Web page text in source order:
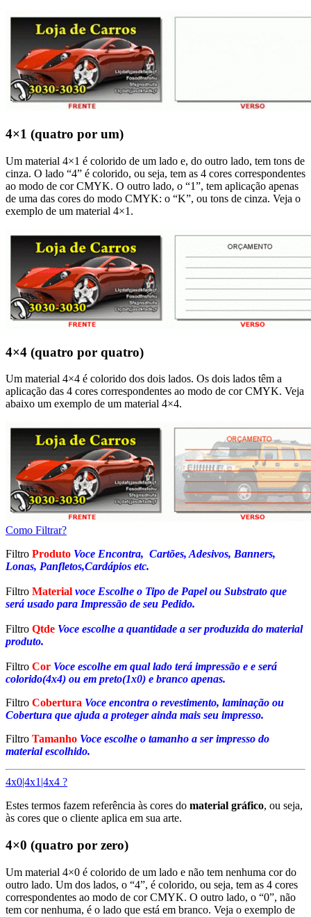
4×1 (quatro por um)
Um material 4×1 é colorido de um lado e, do outro lado, tem tons de
cinza. O lado “4” é colorido, ou seja, tem as 4 cores correspondentes
ao modo de cor CMYK. O outro lado, o “1”, tem aplicação apenas
de uma das cores do modo CMYK: o “K”, ou tons de cinza. Veja o
exemplo de um material 4×1.
4×4 (quatro por quatro)
Um material 4×4 é colorido dos dois lados. Os dois lados têm a
aplicação das 4 cores correspondentes ao modo de cor CMYK. Veja
abaixo um exemplo de um material 4×4.
Como Filtrar?
Filtro Produto Voce Encontra, Cartões, Adesivos, Banners,
Lonas, Panfletos,Cardápios etc.
Filtro Material voce Escolhe o Tipo de Papel ou Substrato que
será usado para Impressão de seu Pedido.
Filtro Qtde Voce escolhe a quantidade a ser produzida do material
produto.
Filtro Cor Voce escolhe em qual lado terá impressão e e será
colorido(4x4) ou em preto(1x0) e branco apenas.
Filtro Cobertura Voce encontra o revestimento, laminação ou
Cobertura que ajuda a proteger ainda mais seu impresso.
Filtro Tamanho Voce escolhe o tamanho a ser impresso do
material escolhido.
4x0|4x1|4x4 ?
Estes termos fazem referência às cores do material gráfico, ou seja,
às cores que o cliente aplica em sua arte.
4×0 (quatro por zero)
Um material 4×0 é colorido de um lado e não tem nenhuma cor do
outro lado. Um dos lados, o “4”, é colorido, ou seja, tem as 4 cores
correspondentes ao modo de cor CMYK. O outro lado, o “0”, não
tem cor nenhuma, é o lado que está em branco. Veja o exemplo de